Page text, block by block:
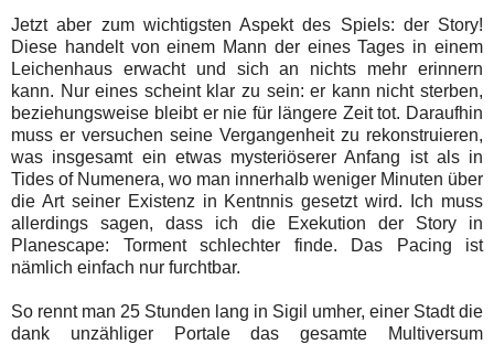
Jetzt aber zum wichtigsten Aspekt des Spiels: der Story!
Diese handelt von einem Mann der eines Tages in einem
Leichenhaus erwacht und sich an nichts mehr erinnern
kann. Nur eines scheint klar zu sein: er kann nicht sterben,
beziehungsweise bleibt er nie für längere Zeit tot. Daraufhin
muss er versuchen seine Vergangenheit zu rekonstruieren,
was insgesamt ein etwas mysteriöserer Anfang ist als in
Tides of Numenera, wo man innerhalb weniger Minuten über
die Art seiner Existenz in Kentnnis gesetzt wird. Ich muss
allerdings sagen, dass ich die Exekution der Story in
Planescape: Torment schlechter finde. Das Pacing ist
nämlich einfach nur furchtbar.
So rennt man 25 Stunden lang in Sigil umher, einer Stadt die
dank unzähliger Portale das gesamte Multiversum